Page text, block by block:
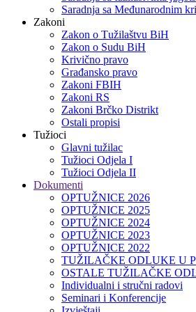
Saradnja sa Međunarodnim
Zakoni
Zakon o Тužilaštvu BiH
Zakon o Sudu BiH
Krivično pravo
Građansko pravo
Zakoni FBIH
Zakoni RS
Zakoni Brčko Distrikt
Ostali propisi
Tužioci
Glavni tužilac
Tužioci Odjela I
Tužioci Odjela II
Dokumenti
OPTUŽNICE 2026
OPTUŽNICE 2025
OPTUŽNICE 2024
OPTUŽNICE 2023
OPTUŽNICE 2022
TUŽILAČKE ODLUKE U
OSTALE TUŽILAČKE
Individualni i stručni radovi
Seminari i Konferencije